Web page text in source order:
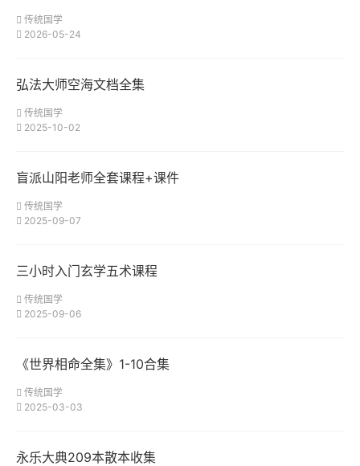
传统国学
2026-05-24
弘法大师空海文档全集
传统国学
2025-10-02
盲派山阳老师全套课程+课件
传统国学
2025-09-07
三小时入门玄学五术课程
传统国学
2025-09-06
《世界相命全集》1-10合集
传统国学
2025-03-03
永乐大典209本散本收集